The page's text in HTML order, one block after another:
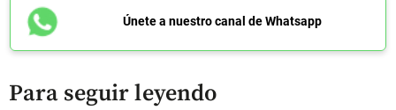
Únete a nuestro canal de Whatsapp
Para seguir leyendo